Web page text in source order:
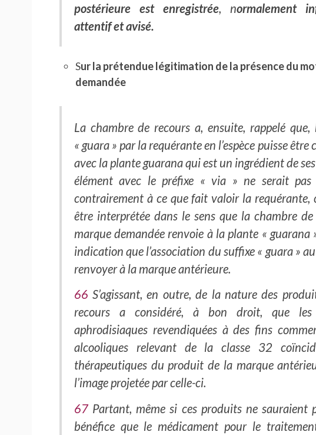
postérieure est enregistrée, normalement
attentif et avisé.
Sur la prétendue légitimation de la présence du
demandée
La chambre de recours a, ensuite, rappelé
« guara » par la requérante en l’espèce puisse
avec la plante guarana qui est un ingrédient de
élément avec le préfixe « via » ne serait pas
contrairement à ce que fait valoir la
être interprétée dans le sens que la chambre
marque demandée renvoie à la plante « guarana
indication que l’association du suffixe « guara »
renvoyer à la marque antérieure.
66 S’agissant, en outre, de la nature des
recours a considéré, à bon droit, que les
aphrodisiaques revendiquées à des fins
alcooliques relevant de la classe 32
thérapeutiques du produit de la marque
l’image projetée par celle-ci.
67Partant, même si ces produits ne sauraient
bénéfice que le médicament pour le